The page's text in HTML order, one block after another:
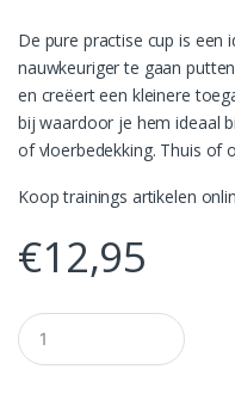
De pure practise cup is een
nauwkeuriger te gaan
en creëert een kleinere
bij waardoor je hem ideaal
of vloerbedekking. Thuis of
Koop trainings artikelen
€12,95
A
a